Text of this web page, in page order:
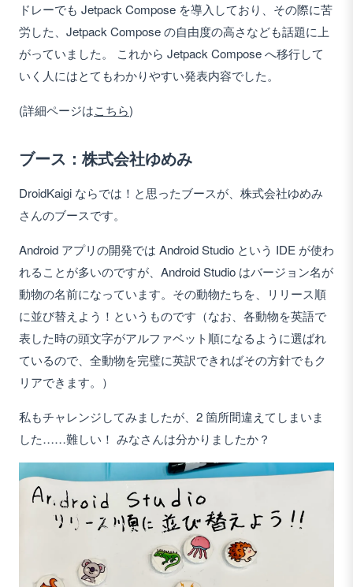
ドレーでも Jetpack Compose を導入しており、その際に苦
労した、Jetpack Compose の自由度の高さなども話題に上
がっていました。 これから Jetpack Compose へ移行して
いく人にはとてもわかりやすい発表内容でした。
(詳細ページはこちら)
ブース：株式会社ゆめみ
DroidKaigi ならでは！と思ったブースが、株式会社ゆめみ
さんのブースです。
Android アプリの開発では Android Studio という IDE が使わ
れることが多いのですが、Android Studio はバージョン名が
動物の名前になっています。その動物たちを、リリース順
に並び替えよう！というものです（なお、各動物を英語で
表した時の頭文字がアルファベット順になるように選ばれ
ているので、全動物を完璧に英訳できればその方針でもク
リアできます。）
私もチャレンジしてみましたが、2 箇所間違えてしまいま
した……難しい！ みなさんは分かりましたか？